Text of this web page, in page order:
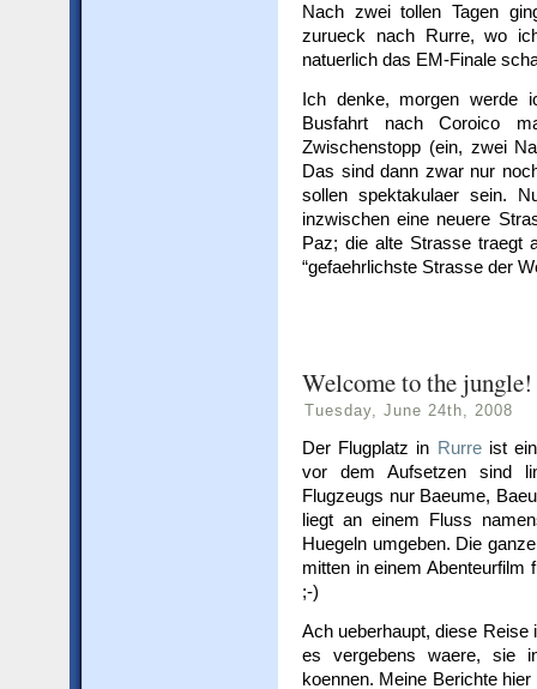
Nach zwei tollen Tagen
zurueck nach Rurre, wo
natuerlich das EM-Finale
Ich denke, morgen werde
Busfahrt nach Coroico
Zwischenstopp (ein, zwei
Das sind dann zwar nur
sollen spektakulaer sein.
inzwischen eine neuere
Paz; die alte Strasse traegt
“gefaehrlichste Strasse der
Welcome to the jungle!
Tuesday, June 24th, 2008
Der Flugplatz in Rurreist
vor dem Aufsetzen sind
Flugzeugs nur Baeume,
liegt an einem Fluss
Huegeln umgeben. Die
mitten in einem Abenteurfilm
;-)
Ach ueberhaupt, diese
es vergebens waere, sie
koennen. Meine Berichte